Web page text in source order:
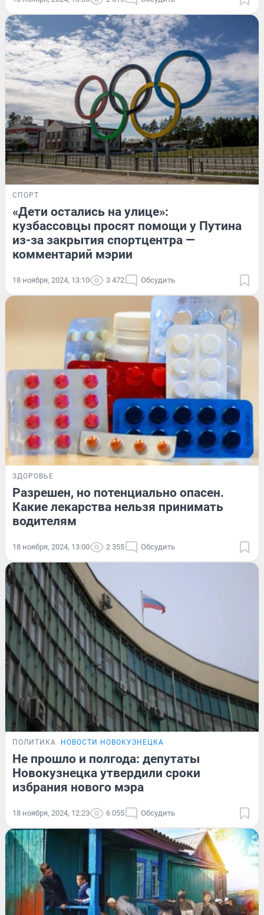
СПОРТ
«Дети остались на улице»:
кузбассовцы просят помощи у Путина
из-за закрытия спортцентра —
комментарий мэрии
18 ноября, 2024, 13:10 3 472 Обсудить
ЗДОРОВЬЕ
Разрешен, но потенциально опасен.
Какие лекарства нельзя принимать
водителям
18 ноября, 2024, 13:00 2 355 Обсудить
ПОЛИТИКА НОВОСТИ НОВОКУЗНЕЦКА
Не прошло и полгода: депутаты
Новокузнецка утвердили сроки
избрания нового мэра
18 ноября, 2024, 12:23 6 055 Обсудить